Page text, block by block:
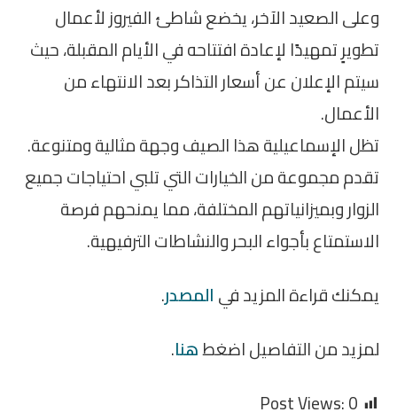
وعلى الصعيد الآخر، يخضع شاطئ الفيروز لأعمال
تطويرٍ تمهيدًا لإعادة افتتاحه في الأيام المقبلة، حيث
سيتم الإعلان عن أسعار التذاكر بعد الانتهاء من
الأعمال.
تظل الإسماعيلية هذا الصيف وجهة مثالية ومتنوعة.
تقدم مجموعة من الخيارات التي تلبي احتياجات جميع
الزوار وبميزانياتهم المختلفة، مما يمنحهم فرصة
الاستمتاع بأجواء البحر والنشاطات الترفيهية.
يمكنك قراءة المزيد فيالمصدر.
لمزيد من التفاصيل اضغطهنا.
Post Views:0